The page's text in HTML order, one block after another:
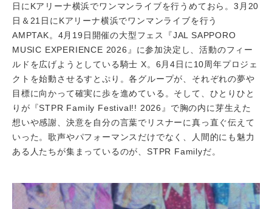
日にKアリーナ横浜でワンマンライブを行うめておら。3月20
日＆21日にKアリーナ横浜でワンマンライブを行う
AMPTAK。4月19日開催の大型フェス『JAL SAPPORO
MUSIC EXPERIENCE 2026』に参加決定し、活動のフィー
ルドを広げようとしている騎士 X。6月4日に10周年プロジェ
クトを始動させるすとぷり。各グループが、それぞれの夢や
目標に向かって確実に歩を進めている。そして、ひとりひと
りが『STPR Family Festival!! 2026』で胸の内に芽生えた
想いや感謝、決意を自分の言葉でリスナーに真っ直ぐ伝えて
いった。歌声やパフォーマンスだけでなく、人間的にも魅力
ある人たちが集まっているのが、STPR Familyだ。